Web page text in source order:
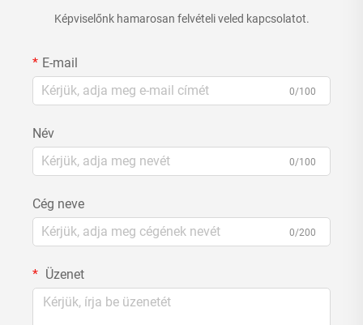
Képviselőnk hamarosan felvételi veled kapcsolatot.
E-mail
0/100
Név
0/100
Cég neve
0/200
Üzenet